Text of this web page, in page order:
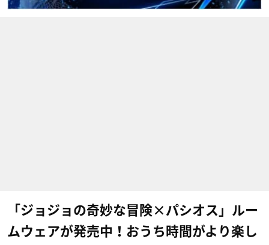
「ジョジョの奇妙な冒険×パシオス」ルー
ムウェアが発売中！おうち時間がより楽し